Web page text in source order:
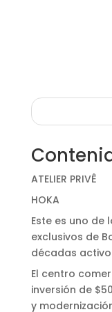
ATELIER PRIVÊ
HOKA
Este es uno de
exclusivos de
décadas activo
El centro
inversión de
y